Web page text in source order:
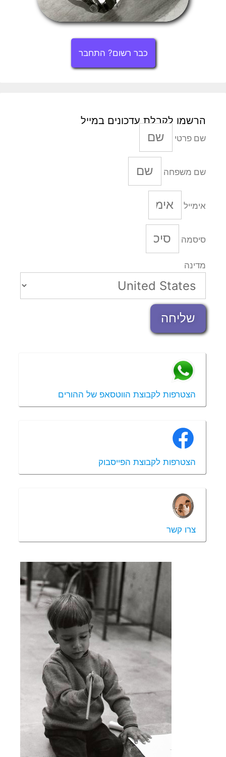
כבר רשום? התחבר
הרשמו לקבלת עדכונים במייל
שם פרטי
שם משפחה
אימייל
סיסמה
מדינה
שליחה
הצטרפות לקבוצת הווטסאפ של ההורים
הצטרפות לקבוצת הפייסבוק
צרו קשר